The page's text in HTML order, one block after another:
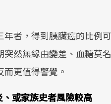
者，得到胰臟癌的比例
然無緣由變差、血糖莫
更值得警覺。
或家族史者風險較高